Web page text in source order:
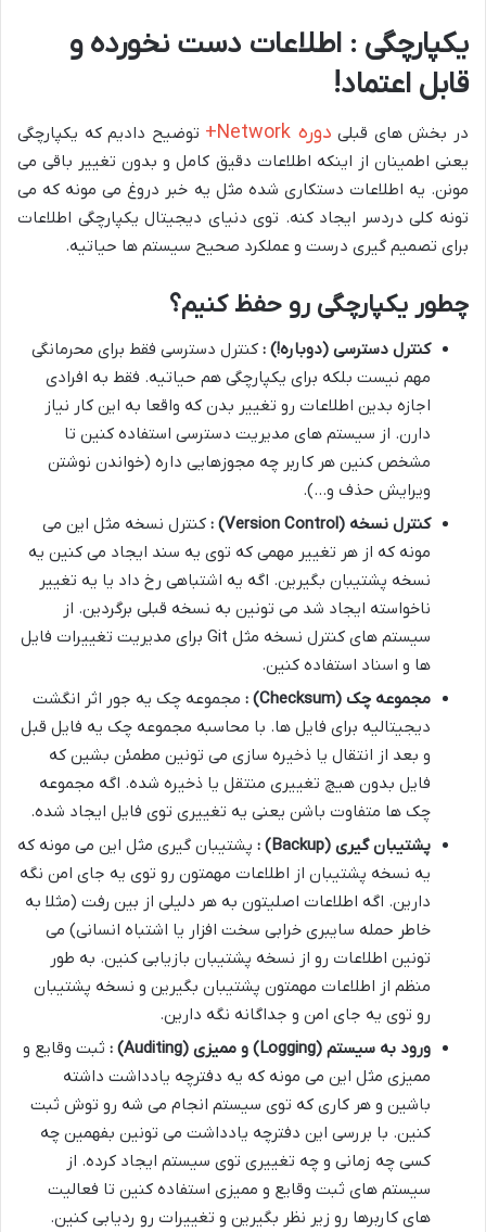
یکپارچگی : اطلاعات دست نخورده و
قابل اعتماد!
در بخش های قبلی دوره Network+
توضیح دادیم که یکپارچگی
یعنی اطمینان از اینکه اطلاعات دقیق کامل و بدون تغییر باقی می
مونن. یه اطلاعات دستکاری شده مثل یه خبر دروغ می مونه که می
تونه کلی دردسر ایجاد کنه. توی دنیای دیجیتال یکپارچگی اطلاعات
برای تصمیم گیری درست و عملکرد صحیح سیستم ها حیاتیه.
چطور یکپارچگی رو حفظ کنیم؟
کنترل دسترسی (دوباره!) : کنترل دسترسی فقط برای محرمانگی
مهم نیست بلکه برای یکپارچگی هم حیاتیه. فقط به افرادی
اجازه بدین اطلاعات رو تغییر بدن که واقعا به این کار نیاز
دارن. از سیستم های مدیریت دسترسی استفاده کنین تا
مشخص کنین هر کاربر چه مجوزهایی داره (خواندن نوشتن
ویرایش حذف و…).
کنترل نسخه (Version Control)
: کنترل نسخه مثل این می
مونه که از هر تغییر مهمی که توی یه سند ایجاد می کنین یه
نسخه پشتیبان بگیرین. اگه یه اشتباهی رخ داد یا یه تغییر
ناخواسته ایجاد شد می تونین به نسخه قبلی برگردین. از
سیستم های کنترل نسخه مثل Git برای مدیریت تغییرات فایل
ها و اسناد استفاده کنین.
مجموعه چک (Checksum)
: مجموعه چک یه جور اثر انگشت
دیجیتالیه برای فایل ها. با محاسبه مجموعه چک یه فایل قبل
و بعد از انتقال یا ذخیره سازی می تونین مطمئن بشین که
فایل بدون هیچ تغییری منتقل یا ذخیره شده. اگه مجموعه
چک ها متفاوت باشن یعنی یه تغییری توی فایل ایجاد شده.
پشتیبان گیری (Backup)
: پشتیبان گیری مثل این می مونه که
یه نسخه پشتیبان از اطلاعات مهمتون رو توی یه جای امن نگه
دارین. اگه اطلاعات اصلیتون به هر دلیلی از بین رفت (مثلا به
خاطر حمله سایبری خرابی سخت افزار یا اشتباه انسانی) می
تونین اطلاعات رو از نسخه پشتیبان بازیابی کنین. به طور
منظم از اطلاعات مهمتون پشتیبان بگیرین و نسخه پشتیبان
رو توی یه جای امن و جداگانه نگه دارین.
ورود به سیستم (Logging) و ممیزی (Auditing)
: ثبت وقایع و
ممیزی مثل این می مونه که یه دفترچه یادداشت داشته
باشین و هر کاری که توی سیستم انجام می شه رو توش ثبت
کنین. با بررسی این دفترچه یادداشت می تونین بفهمین چه
کسی چه زمانی و چه تغییری توی سیستم ایجاد کرده. از
سیستم های ثبت وقایع و ممیزی استفاده کنین تا فعالیت
های کاربرها رو زیر نظر بگیرین و تغییرات رو ردیابی کنین.